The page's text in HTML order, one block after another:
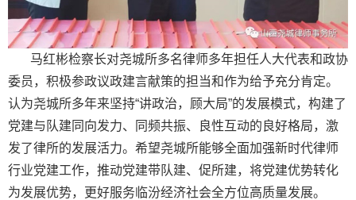
马红彬检察长对尧城所多名律师多年担任人大代表和政协
委员，积极参政议政建言献策的担当和作为给予充分肯定。
认为尧城所多年来坚持“讲政治，顾大局”的发展模式，构建了
党建与队建同向发力、同频共振、良性互动的良好格局，激
发了律所的发展活力。希望尧城所能够全面加强新时代律师
行业党建工作，推动党建带队建、促所建，将党建优势转化
为发展优势，更好服务临汾经济社会全方位高质量发展。